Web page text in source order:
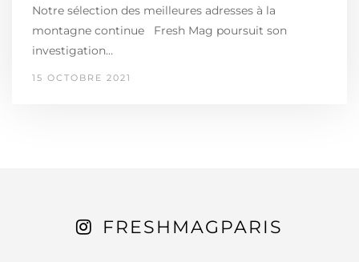
Notre sélection des meilleures adresses à la
montagne continue Fresh Mag poursuit son
investigation…
15 OCTOBRE 2021
FRESHMAGPARIS